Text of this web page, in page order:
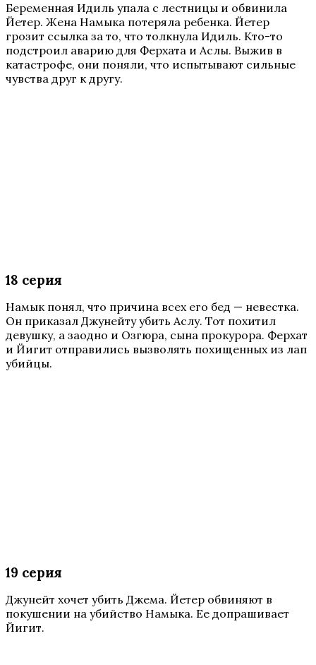
Беременная Идиль упала с лестницы и обвинила
Йетер. Жена Намыка потеряла ребенка. Йетер
грозит ссылка за то, что толкнула Идиль. Кто-то
подстроил аварию для Ферхата и Аслы. Выжив в
катастрофе, они поняли, что испытывают сильные
чувства друг к другу.
18 серия
Намык понял, что причина всех его бед — невестка.
Он приказал Джунейту убить Аслу. Тот похитил
девушку, а заодно и Озгюра, сына прокурора. Ферхат
и Йигит отправились вызволять похищенных из лап
убийцы.
19 серия
Джунейт хочет убить Джема. Йетер обвиняют в
покушении на убийство Намыка. Ее допрашивает
Йигит.